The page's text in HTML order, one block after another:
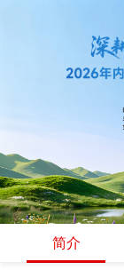
Error occured while
to HTTPS
786
ver:2.34.5
Time:2026-08-
00:00 / 00:00
简介